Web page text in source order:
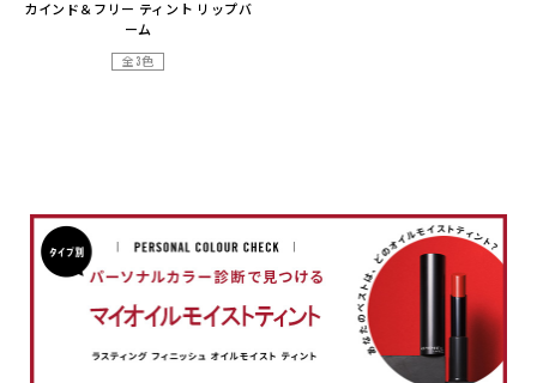
カインド＆フリー ティント リップバ
ーム
全3色